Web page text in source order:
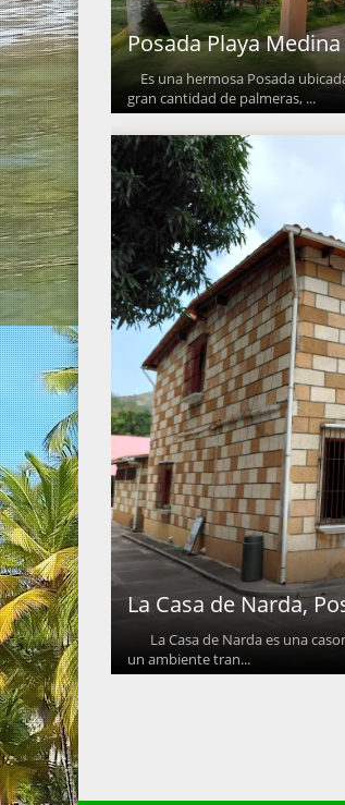
Posada Playa
Es una hermosa Posada
gran cantidad de palmeras, ...
La Casa de Narda,
La Casa de Narda es una
un ambiente tran...